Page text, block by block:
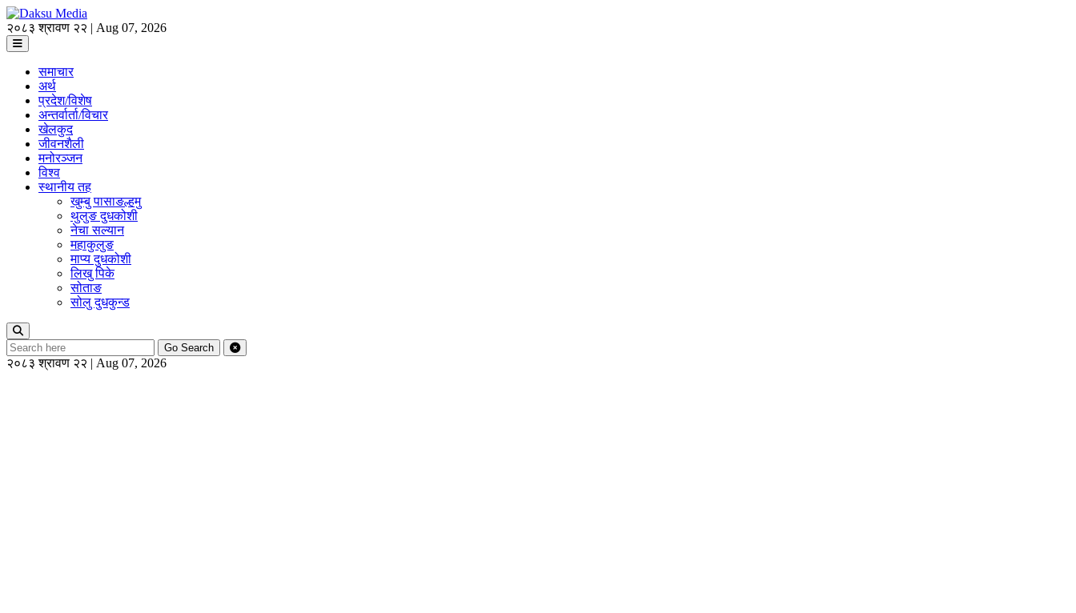
२०८३ श्रावण २२ | Aug 07, 2026
समाचार
अर्थ
प्रदेश/विशेष
अन्तर्वार्ता/विचार
खेलकुद
जीवनशैली
मनोरञ्जन
विश्व
स्थानीय तह
खुम्बु पासाङल्हमु
थुलुङ दुधकोशी
नेचा सल्यान
महाकुलुङ
माप्य दुधकोशी
लिखु पिके
सोताङ
सोलु दुधकुन्ड
Go Search
२०८३ श्रावण २२ | Aug 07, 2026